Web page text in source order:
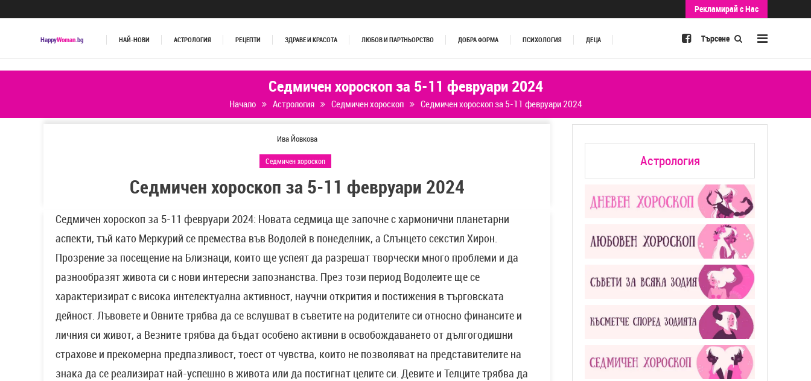
Рекламирай с Нас
HappyWoman.bg НАЙ-НОВИ АСТРОЛОГИЯ РЕЦЕПТИ ЗДРАВЕ И КРАСОТА ЛЮБОВ И ПАРТНЬОРСТВО ДОБРА ФОРМА ПСИХОЛОГИЯ ДЕЦА Търсене
Седмичен хороскоп за 5-11 февруари 2024
Начало Астрология Седмичен хороскоп Седмичен хороскоп за 5-11 февруари 2024
Ива Йовкова
Седмичен хороскоп
Седмичен хороскоп за 5-11 февруари 2024
Седмичен хороскоп за 5-11 февруари 2024: Новата седмица ще започне с хармонични планетарни
аспекти, тъй като Меркурий се премества във Водолей в понеделник, а Слънцето секстил Хирон.
Прозрение за посещение на Близнаци, които ще успеят да разрешат творчески много проблеми и да
разнообразят живота си с нови интересни запознанства. През този период Водолеите ще се
характеризират с висока интелектуална активност, научни открития и постижения в търговската
дейност. Лъвовете и Овните трябва да се вслушват в съветите на родителите си относно финансите и
личния си живот, а Везните трябва да бъдат особено активни в освобождаването от дългогодишни
страхове и прекомерна предпазливост, тоест от чувства, които не позволяват на представителите на
знака да се реализират най-успешно в живота или да постигнат целите си. Девите и Телците трябва да
Астрология